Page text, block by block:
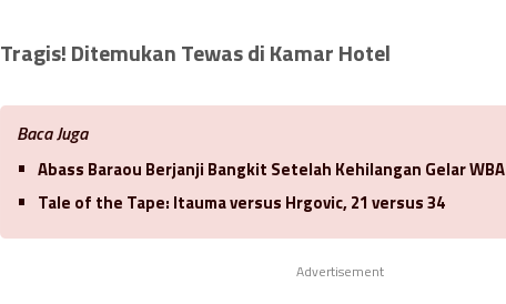
Tragis! Ditemukan Tewas di Kamar Hotel
Baca Juga
Abass Baraou Berjanji Bangkit Setelah Kehilangan Gelar WBA
Tale of the Tape: Itauma versus Hrgovic, 21 versus 34
Advertisement